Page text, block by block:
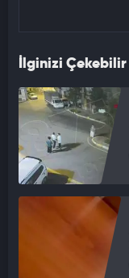
İlginizi Çekebilir